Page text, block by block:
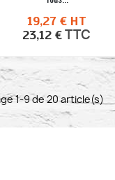
19,27 € HT
23,12 € TTC
1-9 de 20 article(s)